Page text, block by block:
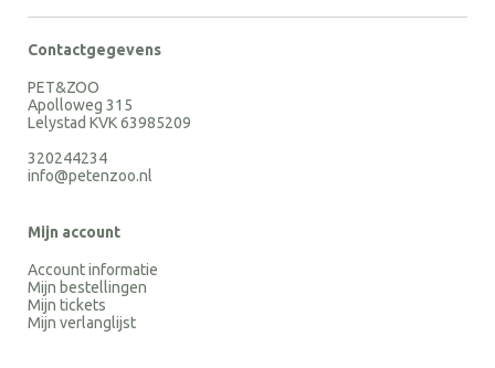
Contactgegevens
PET&ZOO
Apolloweg 315
Lelystad KVK 63985209
320244234
info@petenzoo.nl
Mijn account
Account informatie
Mijn bestellingen
Mijn tickets
Mijn verlanglijst